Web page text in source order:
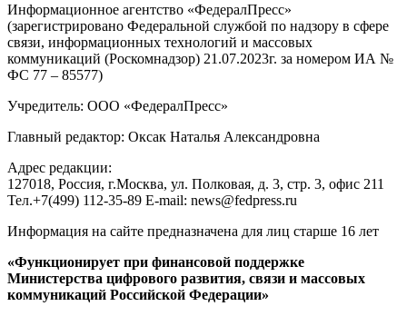
Информационное агентство «ФедералПресс»
(зарегистрировано Федеральной службой по надзору в сфере
связи, информационных технологий и массовых
коммуникаций (Роскомнадзор) 21.07.2023г. за номером ИА №
ФС 77 – 85577)
Учредитель: ООО «ФедералПресс»
Главный редактор: Оксак Наталья Александровна
Адрес редакции:
127018, Россия, г.Москва, ул. Полковая, д. 3, стр. 3, офис 211
Тел.+7(499) 112-35-89 E-mail: news@fedpress.ru
Информация на сайте предназначена для лиц старше 16 лет
«Функционирует при финансовой поддержке
Министерства цифрового развития, связи и массовых
коммуникаций Российской Федерации»